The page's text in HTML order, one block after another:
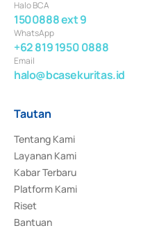
Halo BCA
1500888 ext 9
WhatsApp
+62 819 1950 0888
Email
halo@bcasekuritas.id
Tautan
Tentang Kami
Layanan Kami
Kabar Terbaru
Platform Kami
Riset
Bantuan